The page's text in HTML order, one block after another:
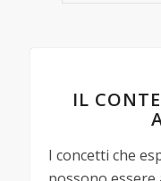
IL
I concetti che